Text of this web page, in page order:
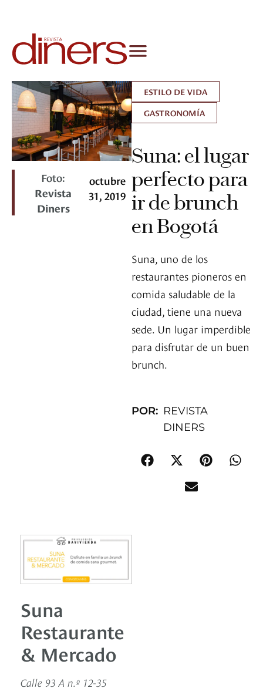
Foto:
Revista
Diners
octubre
31, 2019
ESTILO DE VIDA
GASTRONOMÍA
Suna: el lugar
perfecto para
ir de brunch
en Bogotá
Suna, uno de los
restaurantes pioneros en
comida saludable de la
ciudad, tiene una nueva
sede. Un lugar imperdible
para disfrutar de un buen
brunch.
POR: REVISTA
DINERS
Suna
Restaurante
& Mercado
Calle 93 A n.º 12-35